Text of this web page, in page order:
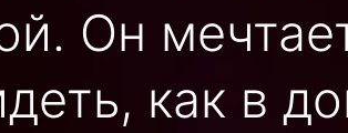
Он
как в